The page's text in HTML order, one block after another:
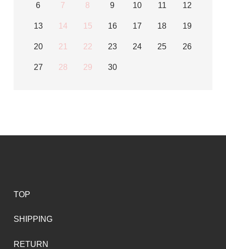
6 7 8 9 10 11 12
13 14 15 16 17 18 19
20 21 22 23 24 25 26
27 28 29 30
TOP
SHIPPING
RETURN